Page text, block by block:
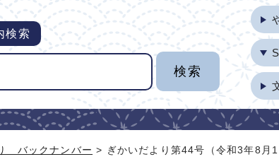
検索
バックナンバー > ぎかいだより第44号（令和3年8月1